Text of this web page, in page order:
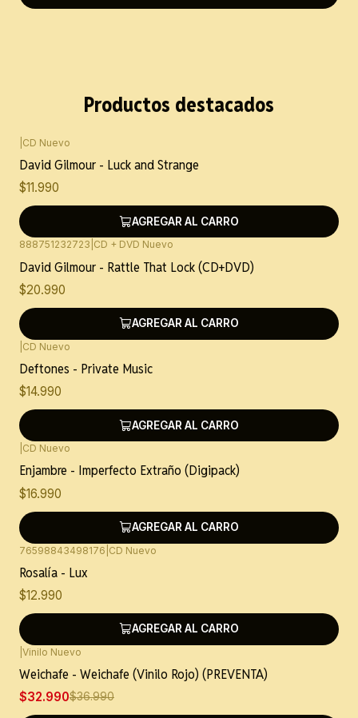
Productos destacados
CD Nuevo
David Gilmour - Luck and Strange
$11.990
AGREGAR AL CARRO
888751232723 CD + DVD Nuevo
David Gilmour - Rattle That Lock (CD+DVD)
$20.990
AGREGAR AL CARRO
CD Nuevo
Deftones - Private Music
$14.990
AGREGAR AL CARRO
CD Nuevo
Enjambre - Imperfecto Extraño (Digipack)
$16.990
AGREGAR AL CARRO
76598843498176 CD Nuevo
Rosalía - Lux
$12.990
AGREGAR AL CARRO
-11% OFF
Vinilo Nuevo
Weichafe - Weichafe (Vinilo Rojo) (PREVENTA)
$32.990$36.990